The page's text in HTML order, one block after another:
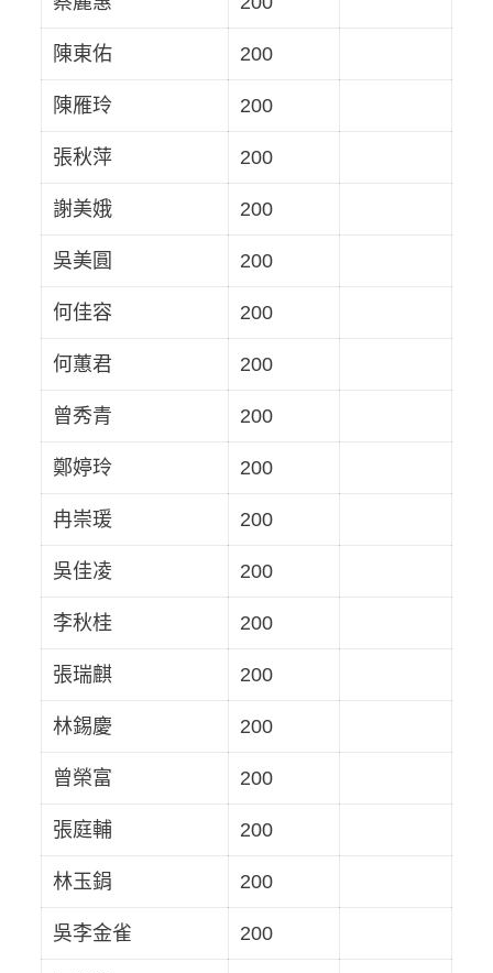
陳東佑 200
陳雁玲 200
張秋萍 200
謝美娥 200
吳美圓 200
何佳容 200
何蕙君 200
曾秀青 200
鄭婷玲 200
冉崇瑗 200
吳佳凌 200
李秋桂 200
張瑞麒 200
林錫慶 200
曾榮富 200
張庭輔 200
林玉鋗 200
吳李金雀 200